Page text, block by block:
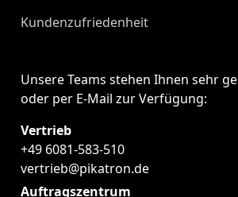
Kundenzufriedenheit
Unsere Teams stehen Ihnen sehr
oder per E-Mail zur Verfügung:
Vertrieb
+49 6081-583-510
vertrieb@pikatron.de
Auftragszentrum